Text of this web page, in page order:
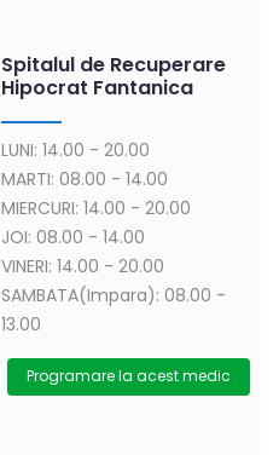
Spitalul de Recuperare
Hipocrat Fantanica
LUNI: 14.00 - 20.00
MARTI: 08.00 - 14.00
MIERCURI: 14.00 - 20.00
JOI: 08.00 - 14.00
VINERI: 14.00 - 20.00
SAMBATA(Impara): 08.00 -
13.00
Programare la acest medic